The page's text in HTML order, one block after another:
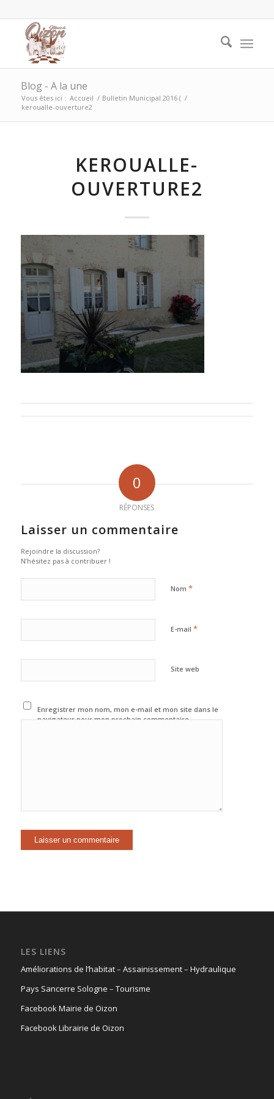
Blog - A la une
Vous êtes ici : Accueil / Bulletin Municipal 2016 ( /
keroualle-ouverture2
KEROUALLE-
OUVERTURE2
0
RÉPONSES
Laisser un commentaire
Rejoindre la discussion?
N’hésitez pas à contribuer !
Nom *
E-mail *
Site web
Enregistrer mon nom, mon e-mail et mon site dans le
navigateur pour mon prochain commentaire.
LES LIENS
Améliorations de l’habitat– Assainissement– Hydraulique
Pays Sancerre Sologne – Tourisme
Facebook Mairie de Oizon
Facebook Librairie de Oizon